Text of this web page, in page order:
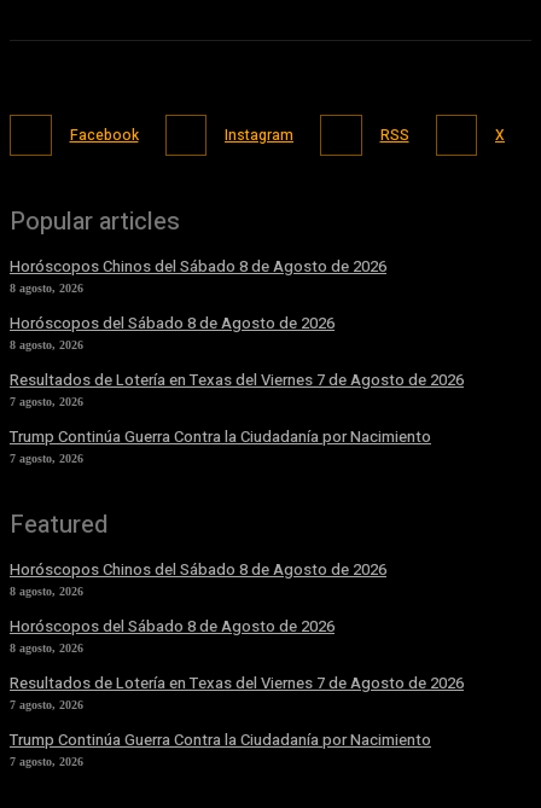
Facebook Instagram RSS X
Popular articles
Horóscopos Chinos del Sábado 8 de Agosto de 2026
8 agosto, 2026
Horóscopos del Sábado 8 de Agosto de 2026
8 agosto, 2026
Resultados de Lotería en Texas del Viernes 7 de Agosto de 2026
7 agosto, 2026
Trump Continúa Guerra Contra la Ciudadanía por Nacimiento
7 agosto, 2026
Featured
Horóscopos Chinos del Sábado 8 de Agosto de 2026
8 agosto, 2026
Horóscopos del Sábado 8 de Agosto de 2026
8 agosto, 2026
Resultados de Lotería en Texas del Viernes 7 de Agosto de 2026
7 agosto, 2026
Trump Continúa Guerra Contra la Ciudadanía por Nacimiento
7 agosto, 2026